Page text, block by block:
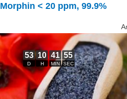
Morphin < 20 ppm, 99.9%